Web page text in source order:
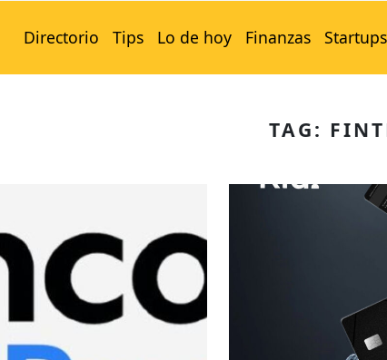
Directorio Tips Lo de hoy Finanzas Startups
TAG: